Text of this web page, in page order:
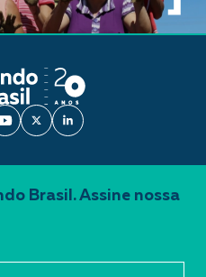
Brasil. Assine nossa